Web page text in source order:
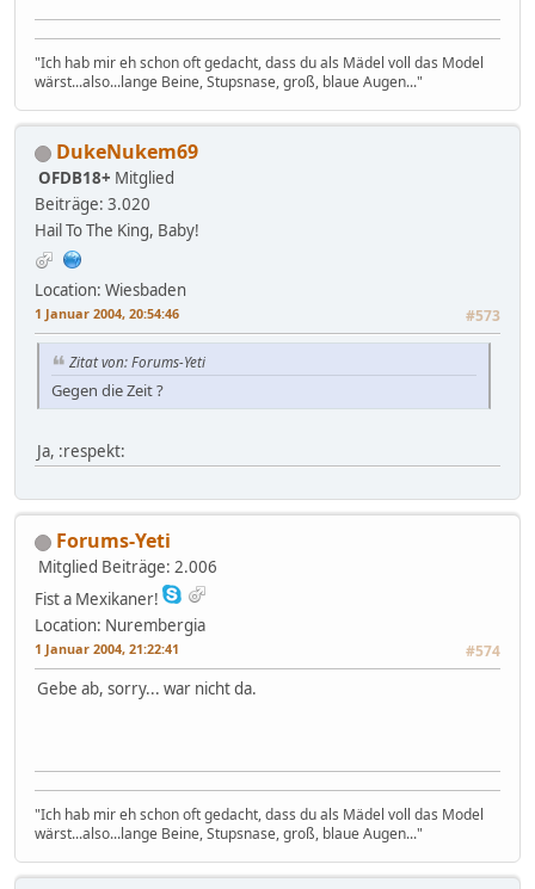
"Ich hab mir eh schon oft gedacht, dass du als Mädel voll das Model
wärst...also...lange Beine, Stupsnase, groß, blaue Augen..."
DukeNukem69
OFDB18+ Mitglied
Beiträge: 3.020
Hail To The King, Baby!
Location: Wiesbaden
1 Januar 2004, 20:54:46 #573
Zitat von: Forums-Yeti
Gegen die Zeit ?
Ja, :respekt:
Forums-Yeti
Mitglied Beiträge: 2.006
Fist a Mexikaner!
Location: Nurembergia
1 Januar 2004, 21:22:41 #574
Gebe ab, sorry... war nicht da.
"Ich hab mir eh schon oft gedacht, dass du als Mädel voll das Model
wärst...also...lange Beine, Stupsnase, groß, blaue Augen..."